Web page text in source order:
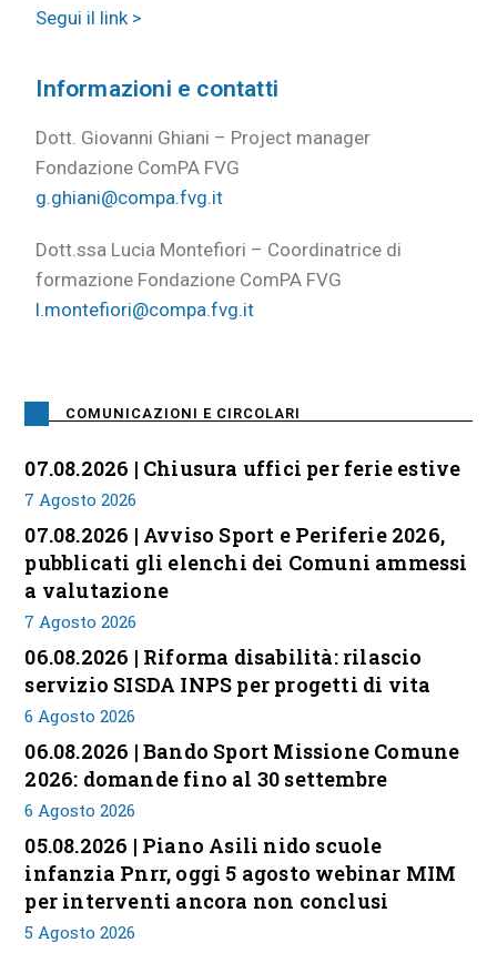
Segui il link >
Informazioni e contatti
Dott. Giovanni Ghiani – Project manager
Fondazione ComPA FVG
g.ghiani@compa.fvg.it
Dott.ssa Lucia Montefiori – Coordinatrice di
formazione Fondazione ComPA FVG
l.montefiori@compa.fvg.it
COMUNICAZIONI E CIRCOLARI
07.08.2026 | Chiusura uffici per ferie estive
7 Agosto 2026
07.08.2026 | Avviso Sport e Periferie 2026,
pubblicati gli elenchi dei Comuni ammessi
a valutazione
7 Agosto 2026
06.08.2026 | Riforma disabilità: rilascio
servizio SISDA INPS per progetti di vita
6 Agosto 2026
06.08.2026 | Bando Sport Missione Comune
2026: domande fino al 30 settembre
6 Agosto 2026
05.08.2026 | Piano Asili nido scuole
infanzia Pnrr, oggi 5 agosto webinar MIM
per interventi ancora non conclusi
5 Agosto 2026